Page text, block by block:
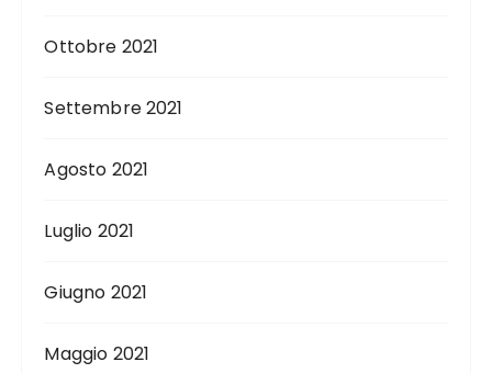
Ottobre 2021
Settembre 2021
Agosto 2021
Luglio 2021
Giugno 2021
Maggio 2021